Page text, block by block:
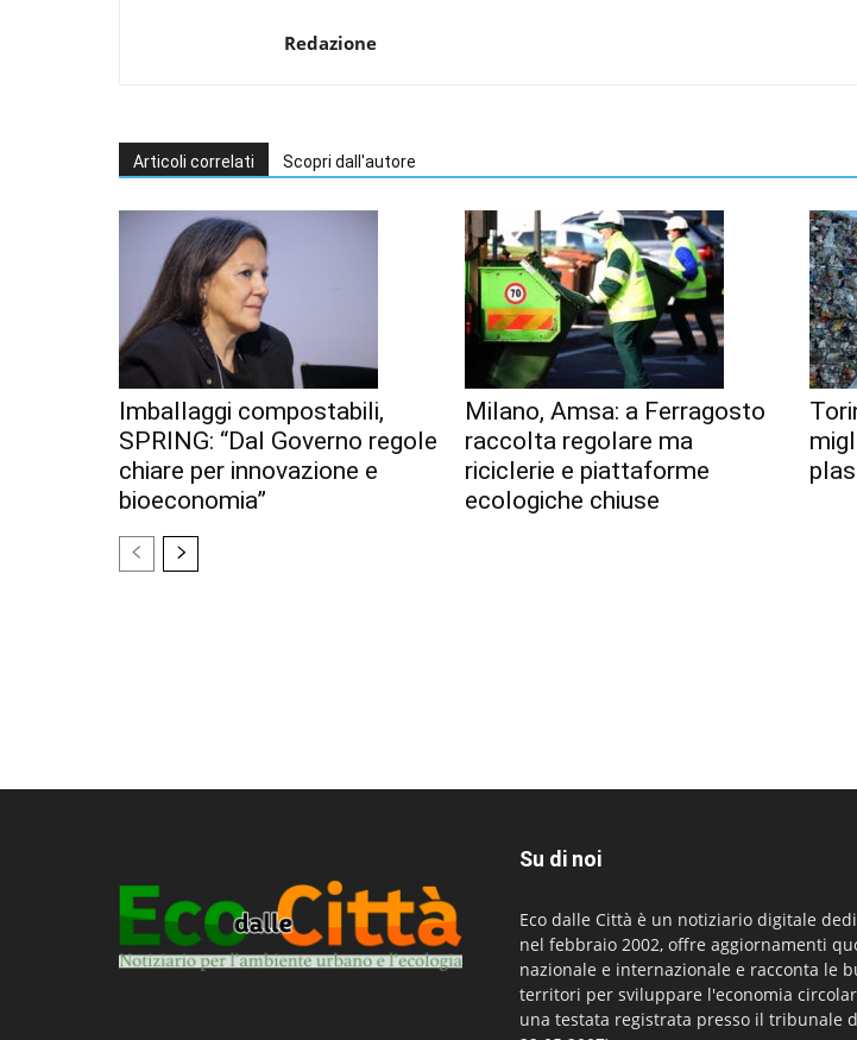
Redazione
Articoli correlati Scopri dall'autore
Imballaggi compostabili,
SPRING: “Dal Governo regole
chiare per innovazione e
bioeconomia”
Milano, Amsa: a Ferragosto
raccolta regolare ma
riciclerie e piattaforme
ecologiche chiuse
Su di noi
Eco dalle Città è un notiziario digitale
nel febbraio 2002, offre aggiornamenti
nazionale e internazionale e racconta le
territori per sviluppare l'economia
una testata registrata presso il tribunale